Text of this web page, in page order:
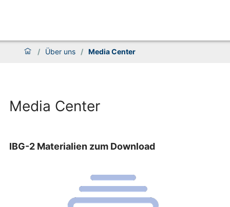
/ Über uns / Media Center
Media Center
IBG-2 Materialien zum Download